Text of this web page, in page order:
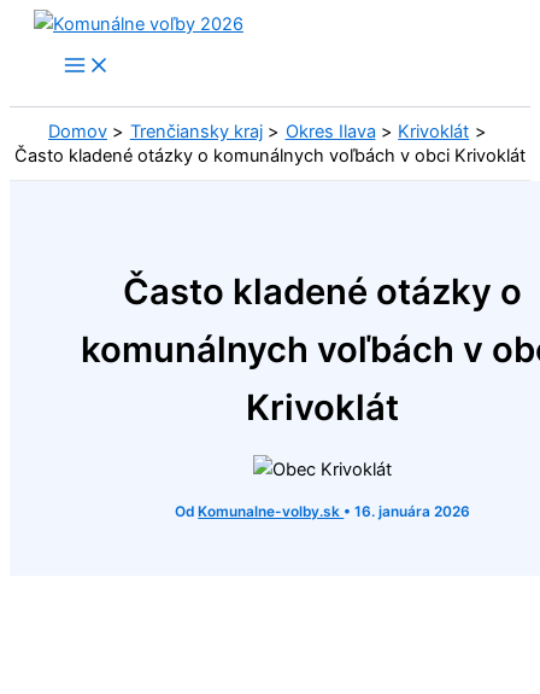
Preskočiť
Domov Trenčiansky kraj Okres Ilava
Krivoklát
Často kladené otázky o komunálnych voľbách v obci Krivoklát
Často kladené otázky o
komunálnych voľbách v
Krivoklát
Od Komunalne-volby.sk •16. januára 2026